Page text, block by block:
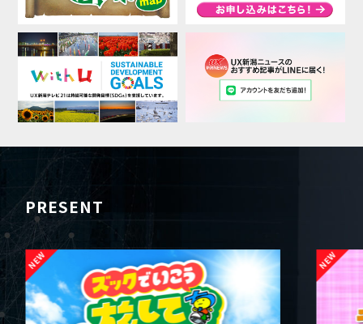
PRESENT